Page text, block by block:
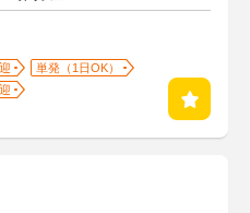
単発（1日OK）